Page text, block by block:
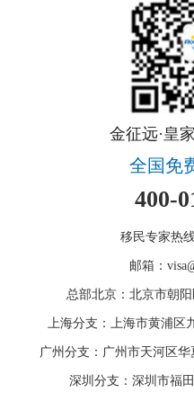
金征远·皇
全国免
400-
移民专家热
邮箱：
总部北京：北京市朝
上海分支：上海市黄浦区
广州分支：广州市天河区
深圳分支：深圳市福